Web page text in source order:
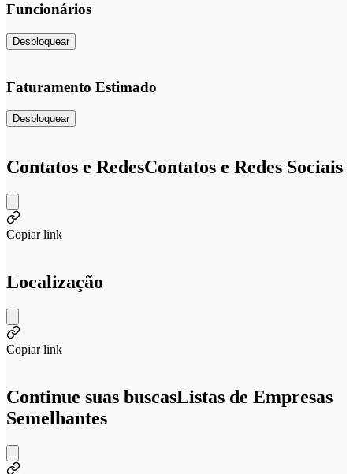
Funcionários
Desbloquear
Faturamento Estimado
Desbloquear
Contatos e RedesContatos e Redes Sociais
Copiar link
Localização
Copiar link
Continue suas buscasListas de Empresas
Semelhantes